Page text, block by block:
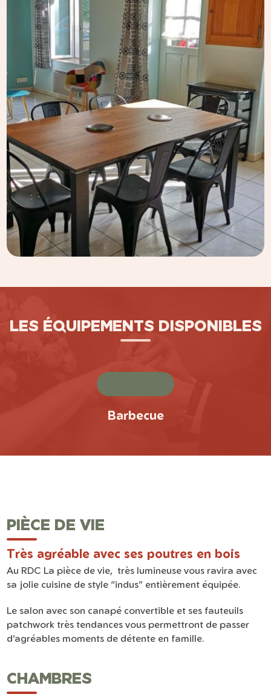
LES ÉQUIPEMENTS DISPONIBLES
Barbecue
PIÈCE DE VIE
Très agréable avec ses poutres en bois
Au RDC La pièce de vie, très lumineuse vous ravira avec
sa jolie cuisine de style “indus” entièrement équipée.
Le salon avec son canapé convertible et ses fauteuils
patchwork très tendances vous permettront de passer
d’agréables moments de détente en famille.
CHAMBRES